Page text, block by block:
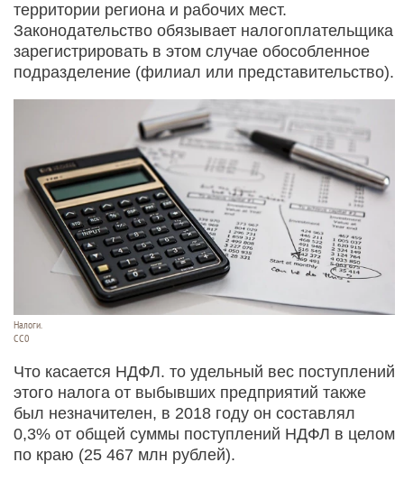
территории региона и рабочих мест.
Законодательство обязывает налогоплательщика
зарегистрировать в этом случае обособленное
подразделение (филиал или представительство).
Налоги.
СС0
Что касается НДФЛ. то удельный вес поступлений
этого налога от выбывших предприятий также
был незначителен, в 2018 году он составлял
0,3% от общей суммы поступлений НДФЛ в целом
по краю (25 467 млн рублей).